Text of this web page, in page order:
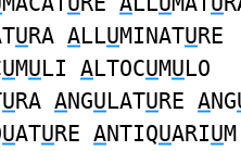
URA ALLUMINATURE
UMULI ALTOCUMULO
URA ANGULATURE ANG
UATURE ANTIQUARIUM